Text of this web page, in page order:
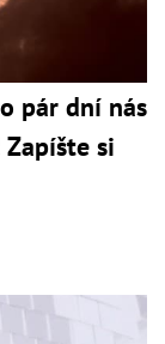
pár dní nás
si